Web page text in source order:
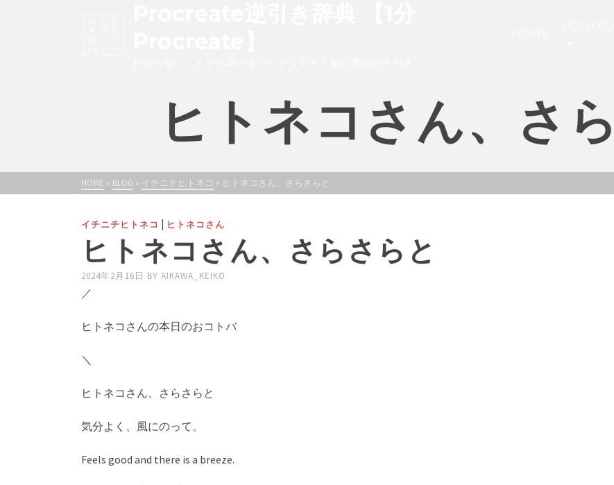
ヒトネコさん、さ
HOME » BLOG » イチニチヒトネコ » ヒトネコさん、さらさらと
イチニチヒトネコ | ヒトネコさん
ヒトネコさん、さらさらと
2024年2月16日 BY AIKAWA_KEIKO
／
ヒトネコさんの本日のおコトバ
＼
ヒトネコさん、さらさらと
気分よく、風にのって。
Feels good and there is a breeze.